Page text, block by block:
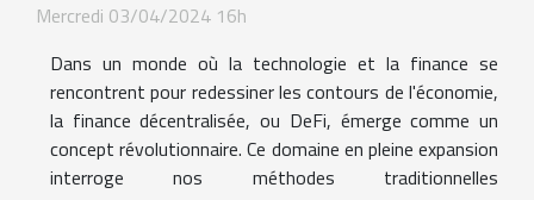
Mercredi 03/04/2024 16h
Dans un monde où la technologie et la finance se
rencontrent pour redessiner les contours de l'économie,
la finance décentralisée, ou DeFi, émerge comme un
concept révolutionnaire. Ce domaine en pleine expansion
interroge nos méthodes traditionnelles